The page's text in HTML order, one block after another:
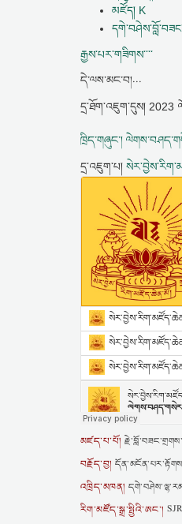
མཛོད། K
རྒྱས་པར་གཟིགས་་་་
དེ་ལས་མང་བ།...
དྲ་ཐོག་འཇུག་དུས། 2023
ཁྲིད་གཞུང་།
དྲ་འཇུག་པ།
མཛད་པ་པོ།
བརྗོད་བྱ།
འཁྲིད་མཁན།
རིག་མཛོད་སྒྲ་སྤྱིའི་ཨང་།